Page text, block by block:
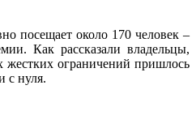
посещает около 170 человек –
Как рассказали владельцы,
жестких ограничений пришлось
с нуля.